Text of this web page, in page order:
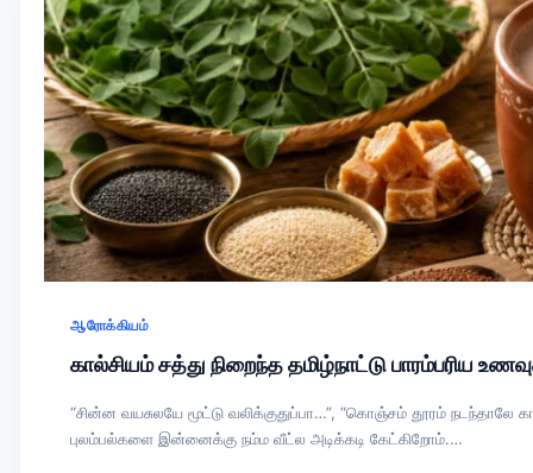
ஆரோக்கியம்
கால்சியம் சத்து நிறைந்த தமிழ்நாட்டு பாரம்பரிய
“சின்ன வயசுலயே மூட்டு வலிக்குதுப்பா…”, “கொஞ்சம் தூரம் நடந்தாலே
புலம்பல்களை இன்னைக்கு நம்ம வீட்ல அடிக்கடி கேட்கிறோம்.…